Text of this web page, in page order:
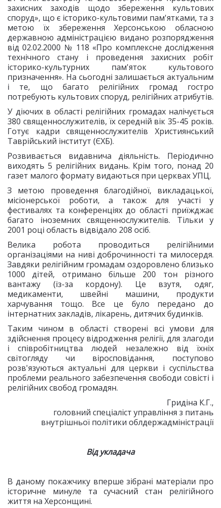
захисних заходів щодо збереження культових
споруд», що є історико-культовими пам'ятками, та з
метою їх збереження Херсонською обласною
державною адміністрацією видано розпорядження
від 02.02.2000 № 118 «Про комплексне дослідження
технічного стану і проведення захисних робіт
історико-культурних пам'яток культового
призначення». На сьогодні залишається актуальним
і те, що багато релігійних громад гостро
потребують культових споруд, релігійних атрибутів.
У діючих в області релігійних громадах налічується
380 священнослужителів, їх середній вік 35-45 років.
Готує кадри священнослужителів Християнський
Таврійський інститут (ЄХБ).
Розвивається видавнича діяльність. Періодично
виходять 5 релігійних видань. Крім того, понад 20
газет малого формату видаються при церквах УПЦ.
З метою проведення благодійної, викладацької,
місіонерської роботи, а також для участі у
фестивалях та конференціях до області приїжджає
багато іноземних священнослужителів. Тільки у
2001 році область відвідало 208 осіб.
Велика робота проводиться релігійними
організаціями на ниві доброчинності та милосердя.
Завдяки релігійним громадам оздоровлено близько
1000 дітей, отримано більше 200 тон різного
вантажу (із-за кордону). Це взутя, одяг,
медикаменти, швейні машини, продукти
харчування тощо. Все це було передано до
інтернатних закладів, лікарень, дитячих будинків.
Таким чином в області створені всі умови для
здійснення процесу відродження релігії, для злагоди
і співробітництва людей незалежно від їхніх
світогляду чи віросповідання, поступово
розв'язуються актуальні для церкви і суспільства
проблеми реального забезпечення свободи совісті і
релігійних свобод громадян.
Гридіна К.Г.,
головний спеціаліст управління з питань
внутрішньої політики облдержадміністрації
Від укладача
В даному покажчику вперше зібрані матеріали про
історичне минуле та сучасний стан релігійного
життя на Херсонщині.